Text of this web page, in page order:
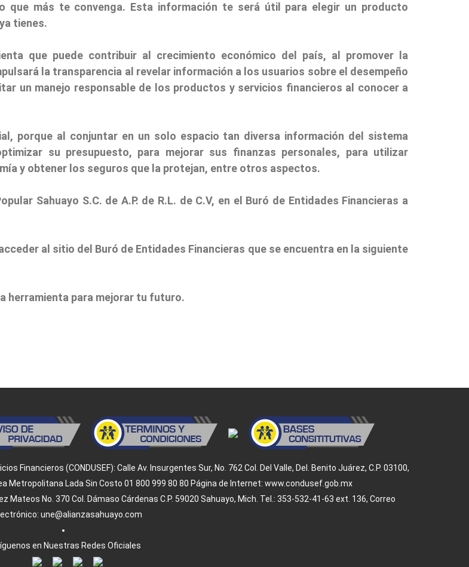
que más te convenga. Esta información te será útil para elegir un producto
tienes.
que puede contribuir al crecimiento económico del país, al promover la
la transparencia al revelar información a los usuarios sobre el desempeño
un manejo responsable de los productos y servicios financieros al conocer a
porque al conjuntar en un solo espacio tan diversa información del sistema
su presupuesto, para mejorar sus finanzas personales, para utilizar
y obtener los seguros que la protejan, entre otros aspectos.
Sahuayo S.C. de A.P. de R.L. de C.V, en el Buró de Entidades Financieras a
al sitio del Buró de Entidades Financieras que se encuentra en la siguiente
herramienta para mejorar tu futuro.
Financieros (CONDUSEF): Calle Av. Insurgentes Sur, No. 762 Col. Del Valle, Del. Benito Juárez, C.P. 03100,
Metropolitana Lada Sin Costo 01 800 999 80 80 Página de Internet: www.condusef.gob.mx
Mateos No. 370 Col. Dámaso Cárdenas C.P. 59020 Sahuayo, Mich. Tel.: 353-532-41-63 ext. 136, Correo
une@alianzasahuayo.com
en Nuestras Redes Oficiales